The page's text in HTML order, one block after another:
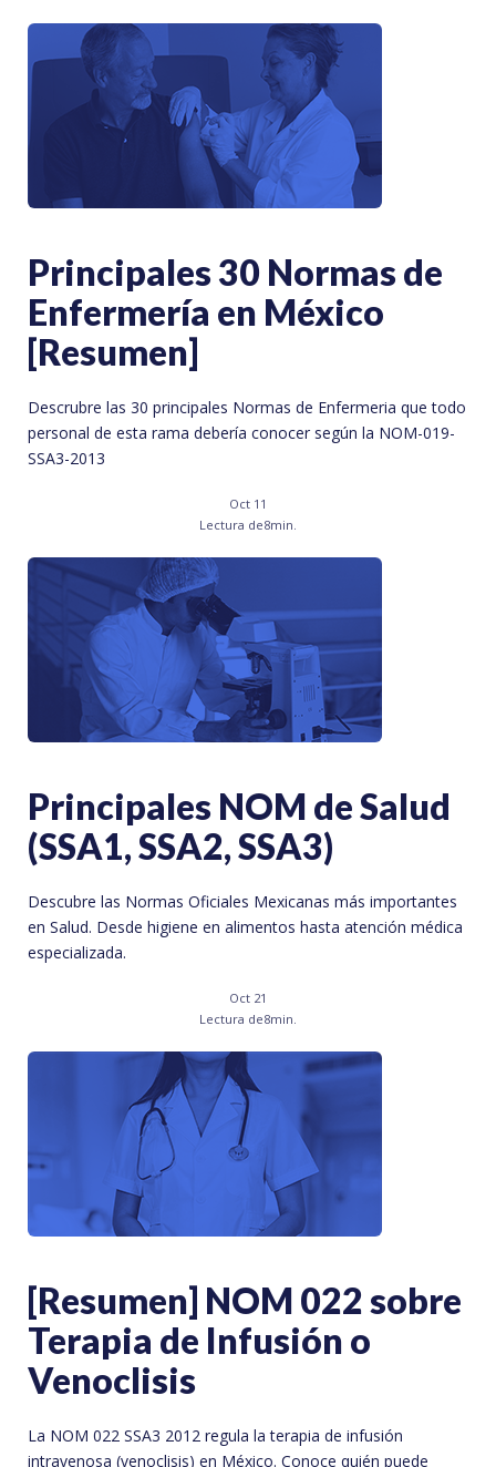
Principales 30 Normas de
Enfermería en México
[Resumen]
Descrubre las 30 principales Normas de Enfermeria que todo
personal de esta rama debería conocer según la NOM-019-
SSA3-2013
Oct 11
Lectura de8min.
Principales NOM de Salud
(SSA1, SSA2, SSA3)
Descubre las Normas Oficiales Mexicanas más importantes
en Salud. Desde higiene en alimentos hasta atención médica
especializada.
Oct 21
Lectura de8min.
[Resumen] NOM 022 sobre
Terapia de Infusión o
Venoclisis
La NOM 022 SSA3 2012 regula la terapia de infusión
intravenosa (venoclisis) en México. Conoce quién puede